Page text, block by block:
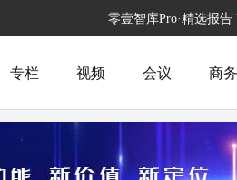
零壹智库Pro·精选报告
专栏 视频 会议 商